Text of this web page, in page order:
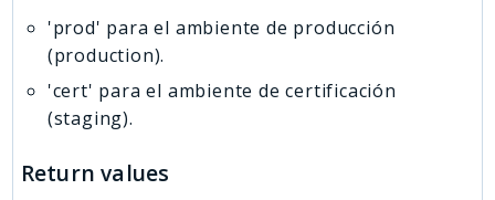
'prod' para el ambiente de producción
(production).
'cert' para el ambiente de certificación
(staging).
Return values